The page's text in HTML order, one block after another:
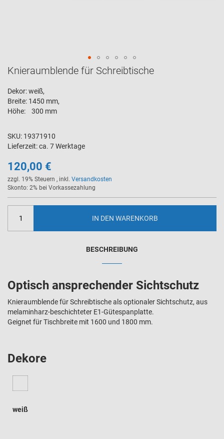
Knieraumblende für Schreibtische
Dekor: weiß,
Breite: 1450 mm,
Höhe: 300 mm
SKU 19371910
Lieferzeit ca. 7 Werktage
120,00 €
zzgl. 19% Steuern , inkl. Versandkosten
Skonto: 2% bei Vorkassezahlung
IN DEN WARENKORB
Zum
der
Bildergalerie
springen
BESCHREIBUNG
Optisch ansprechender Sichtschutz
Knieraumblende für Schreibtische als optionaler Sichtschutz, aus
melaminharz-beschichteter E1-Gütespanplatte.
Geignet für Tischbreite mit 1600 und 1800 mm.
Dekore
weiß